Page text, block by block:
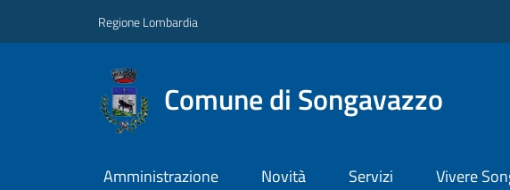
Regione Lombardia
Comune di Songavazzo
Amministrazione Novità Servizi Vivere